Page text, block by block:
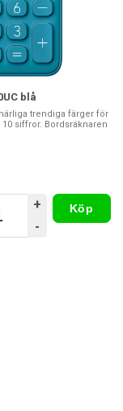
blå
trendiga färger för
siffror. Bordsräknaren
+
-
Köp